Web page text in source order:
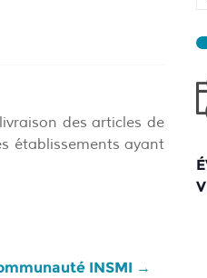
des articles de
établissements ayant
INSMI →